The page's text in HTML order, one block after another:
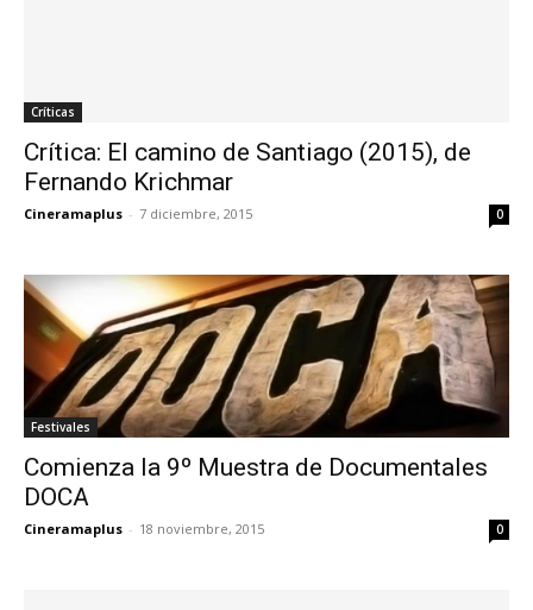
Críticas
Crítica: El camino de Santiago (2015), de
Fernando Krichmar
Cineramaplus - 7 diciembre, 2015 0
Festivales
Comienza la 9º Muestra de Documentales
DOCA
Cineramaplus - 18 noviembre, 2015 0